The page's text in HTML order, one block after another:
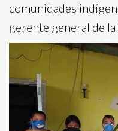
comunidades
gerente general de